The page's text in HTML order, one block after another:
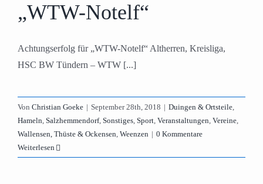
„WTW-Notelf“
Achtungserfolg für „WTW-Notelf“ Altherren, Kreisliga,
HSC BW Tündern – WTW [...]
Von Christian Goeke | September 28th, 2018 | Duingen & Ortsteile,
Hameln, Salzhemmendorf, Sonstiges, Sport, Veranstaltungen, Vereine,
Wallensen, Thüste & Ockensen, Weenzen | 0 Kommentare
Weiterlesen